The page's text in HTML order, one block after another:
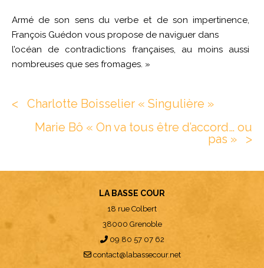
Armé de son sens du verbe et de son impertinence,
François Guédon vous propose de naviguer dans
l’océan de contradictions françaises, au moins aussi
nombreuses que ses fromages. »
ᐸ
Charlotte Boisselier « Singulière »
Marie Bô « On va tous être d’accord… ou
pas »
ᐳ
LA BASSE COUR
18 rue Colbert
38000 Grenoble
09 80 57 07 62
contact@labassecour.net